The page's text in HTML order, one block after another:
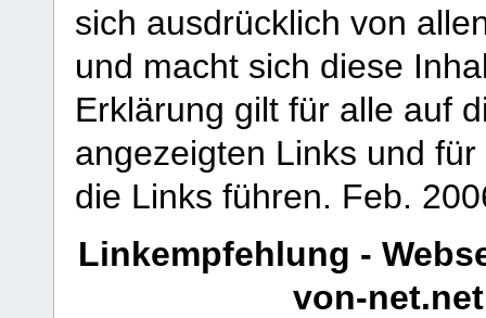
sich ausdrücklich von
und macht sich diese
Erklärung gilt für alle auf
angezeigten Links und
die Links führen. Feb.
Linkempfehlung -
von-net.net